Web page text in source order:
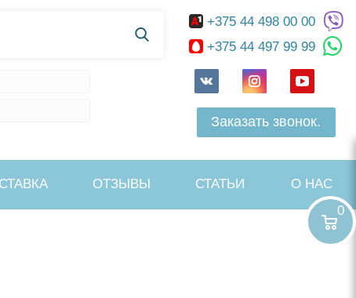
+375 44 498 00 00
+375 44 497 99 99
Заказать звонок.
0
ОТЗЫВЫ СТАТЬИ О НАС